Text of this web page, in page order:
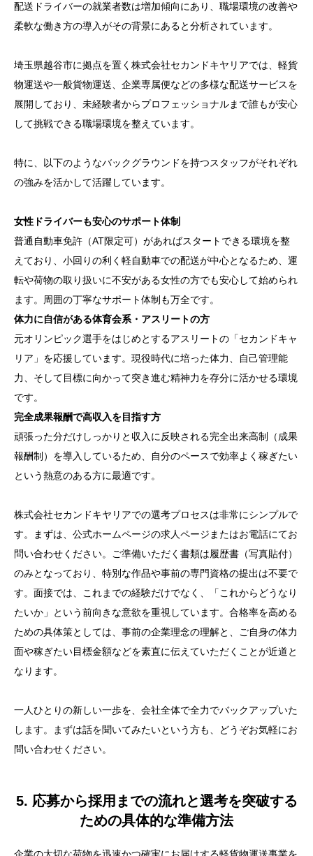
配送ドライバーの就業者数は増加傾向にあり、職場環境の改善や
柔軟な働き方の導入がその背景にあると分析されています。
埼玉県越谷市に拠点を置く株式会社セカンドキヤリアでは、軽貨
物運送や一般貨物運送、企業専属便などの多様な配送サービスを
展開しており、未経験者からプロフェッショナルまで誰もが安心
して挑戦できる職場環境を整えています。
特に、以下のようなバックグラウンドを持つスタッフがそれぞれ
の強みを活かして活躍しています。
女性ドライバーも安心のサポート体制
普通自動車免許（AT限定可）があればスタートできる環境を整
えており、小回りの利く軽自動車での配送が中心となるため、運
転や荷物の取り扱いに不安がある女性の方でも安心して始められ
ます。周囲の丁寧なサポート体制も万全です。
体力に自信がある体育会系・アスリートの方
元オリンピック選手をはじめとするアスリートの「セカンドキャ
リア」を応援しています。現役時代に培った体力、自己管理能
力、そして目標に向かって突き進む精神力を存分に活かせる環境
です。
完全成果報酬で高収入を目指す方
頑張った分だけしっかりと収入に反映される完全出来高制（成果
報酬制）を導入しているため、自分のペースで効率よく稼ぎたい
という熱意のある方に最適です。
株式会社セカンドキヤリアでの選考プロセスは非常にシンプルで
す。まずは、公式ホームページの求人ページまたはお電話にてお
問い合わせください。ご準備いただく書類は履歴書（写真貼付）
のみとなっており、特別な作品や事前の専門資格の提出は不要で
す。面接では、これまでの経験だけでなく、「これからどうなり
たいか」という前向きな意欲を重視しています。合格率を高める
ための具体策としては、事前の企業理念の理解と、ご自身の体力
面や稼ぎたい目標金額などを素直に伝えていただくことが近道と
なります。
一人ひとりの新しい一歩を、会社全体で全力でバックアップいた
します。まずは話を聞いてみたいという方も、どうぞお気軽にお
問い合わせください。
5. 応募から採用までの流れと選考を突破する
ための具体的な準備方法